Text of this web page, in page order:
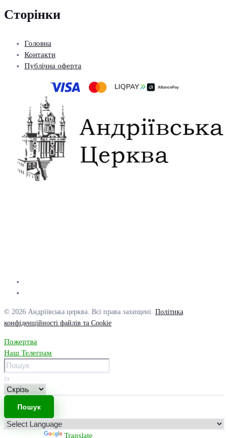
Сторінки
Головна
Контакти
Публічна оферта
© 2026 Андріївська церква. Всі права захищені. Політика
конфіденційності файлів та Cookie
Пожертва
Наш Телеграм
із
Translate